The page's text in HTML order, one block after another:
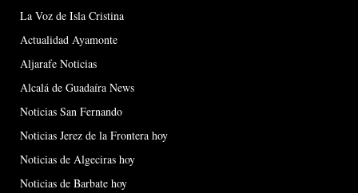
La Voz de Isla Cristina
Actualidad Ayamonte
Aljarafe Noticias
Alcalá de Guadaíra News
Noticias San Fernando
Noticias Jerez de la Frontera hoy
Noticias de Algeciras hoy
Noticias de Barbate hoy